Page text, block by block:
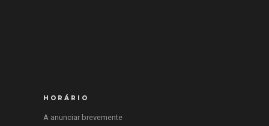
HORÁRIO
A anunciar brevemente